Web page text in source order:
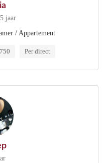
jaar
/ Appartement
Per direct